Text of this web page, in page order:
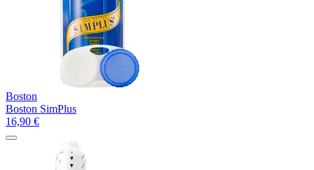
Boston
Boston SimPlus
16,90 €